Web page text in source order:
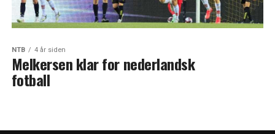
NTB 4 år siden
Melkersen klar for nederlandsk
fotball